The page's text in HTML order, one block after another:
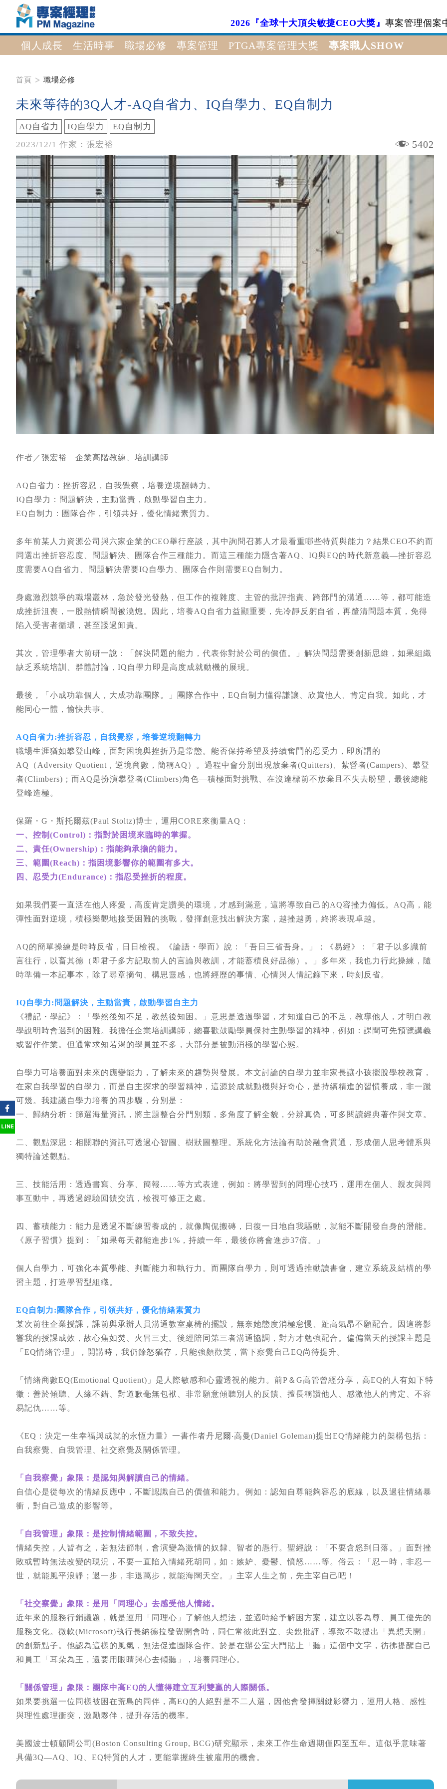
2026『全球十大頂尖敏捷CEO大獎』 專案管理個案
個人成長 生活時事 職場必修 專案管理 PTGA專案管理大獎 專案職人SHOW
首頁 職場必修
未來等待的3Q人才-AQ自省力、IQ自學力、EQ自制力
AQ自省力 IQ自學力
EQ自制力
2023/12/1 作家：張宏裕
5402
作者／張宏裕 企業高階教練、培訓講師
AQ自省力：挫折容忍，自我覺察，培養逆境翻轉力。
IQ自學力：問題解決，主動當責，啟動學習自主力。
EQ自制力：團隊合作，引領共好，優化情緒素質力。
多年前某人力資源公司與六家企業的CEO舉行座談，其中詢問召募人才最看重哪些特質與能力？結果CEO不約而
同選出挫折容忍度、問題解決、團隊合作三種能力。而這三種能力隱含著AQ、IQ與EQ的時代新意義—挫折容忍
度需要AQ自省力、問題解決需要IQ自學力、團隊合作則需要EQ自制力。
身處激烈競爭的職場叢林，急於發光發熱，但工作的複雜度、主管的批評指責、跨部門的溝通……等，都可能造
成挫折沮喪，一股熱情瞬間被澆熄。因此，培養AQ自省力益顯重要，先冷靜反躬自省，再釐清問題本質，免得
陷入受害者循環，甚至諉過卸責。
其次，管理學者大前研一說：「解決問題的能力，代表你對於公司的價值。」解決問題需要創新思維，如果組織
缺乏系統培訓、群體討論，IQ自學力即是高度成就動機的展現。
最後，「小成功靠個人，大成功靠團隊。」團隊合作中，EQ自制力懂得謙讓、欣賞他人、肯定自我。如此，才
能同心一體，愉快共事。
AQ自省力:挫折容忍，自我覺察，培養逆境翻轉力
職場生涯猶如攀登山峰，面對困境與挫折乃是常態。能否保持希望及持續奮鬥的忍受力，即所謂的
AQ（Adversity Quotient，逆境商數，簡稱AQ）。過程中會分別出現放棄者(Quitters)、紮營者(Campers)、攀登
者(Climbers)；而AQ是扮演攀登者(Climbers)角色—積極面對挑戰、在沒達標前不放棄且不失去盼望，最後總能
登峰造極。
保羅・G・斯托爾茲(Paul Stoltz)博士，運用CORE來衡量AQ：
一、控制(Control)：指對於困境來臨時的掌握。
二、責任(Ownership)：指能夠承擔的能力。
三、範圍(Reach)：指困境影響你的範圍有多大。
四、忍受力(Endurance)：指忍受挫折的程度。
如果我們要一直活在他人疼愛，高度肯定讚美的環境，才感到滿意，這將導致自己的AQ容挫力偏低。AQ高，能
彈性面對逆境，積極樂觀地接受困難的挑戰，發揮創意找出解決方案，越挫越勇，終將表現卓越。
AQ的簡單操練是時時反省，日日檢視。《論語・學而》說：「吾日三省吾身。」；《易經》：「君子以多識前
言往行，以畜其德（即君子多方記取前人的言論與教訓，才能蓄積良好品德）。」多年來，我也力行此操練，隨
時準備一本記事本，除了尋章摘句、構思靈感，也將經歷的事情、心情與人情記錄下來，時刻反省。
IQ自學力:問題解決，主動當責，啟動學習自主力
《禮記・學記》：「學然後知不足，教然後知困。」意思是透過學習，才知道自己的不足，教導他人，才明白教
學說明時會遇到的困難。我擔任企業培訓講師，總喜歡鼓勵學員保持主動學習的精神，例如：課間可先預覽講義
或習作作業。但通常求知若渴的學員並不多，大部分是被動消極的學習心態。
自學力可培養面對未來的應變能力，了解未來的趨勢與發展。本文討論的自學力並非家長讓小孩擺脫學校教育，
在家自我學習的自學力，而是自主探求的學習精神，這源於成就動機與好奇心，是持續精進的習慣養成，非一蹴
可幾。我建議自學力培養的四步驟，分別是：
一、歸納分析：篩選海量資訊，將主題整合分門別類，多角度了解全貌，分辨真偽，可多閱讀經典著作與文章。
二、觀點深思：相關聯的資訊可透過心智圖、樹狀圖整理。系統化方法論有助於融會貫通，形成個人思考體系與
獨特論述觀點。
三、技能活用：透過書寫、分享、簡報……等方式表達，例如：將學習到的同理心技巧，運用在個人、親友與同
事互動中，再透過經驗回饋交流，檢視可修正之處。
四、蓄積能力：能力是透過不斷練習養成的，就像陶侃搬磚，日復一日地自我驅動，就能不斷開發自身的潛能。
《原子習慣》提到：「如果每天都能進步1%，持續一年，最後你將會進步37倍。」
個人自學力，可強化本質學能、判斷能力和執行力。而團隊自學力，則可透過推動讀書會，建立系統及結構的學
習主題，打造學習型組織。
EQ自制力:團隊合作，引領共好，優化情緒素質力
某次前往企業授課，課前與承辦人員溝通教室桌椅的擺設，無奈她態度消極怠慢、趾高氣昂不願配合。因這將影
響我的授課成效，故心焦如焚、火冒三丈。後經陪同第三者溝通協調，對方才勉強配合。偏偏當天的授課主題是
「EQ情緒管理」，開講時，我仍餘怒猶存，只能強顏歡笑，當下察覺自己EQ尚待提升。
「情緒商數EQ(Emotional Quotient)」是人際敏感和心靈透視的能力。前P＆G高管曾經分享，高EQ的人有如下特
徵：善於傾聽、人緣不錯、對道歉毫無包袱、非常願意傾聽別人的反饋、擅長稱讚他人、感激他人的肯定、不容
易記仇……等。
《EQ：決定一生幸福與成就的永恆力量》一書作者丹尼爾‧高曼(Daniel Goleman)提出EQ情緒能力的架構包括：
自我察覺、自我管理、社交察覺及關係管理。
「自我察覺」象限：是認知與解讀自己的情緒。
自信心是從每次的情緒反應中，不斷認識自己的價值和能力。例如：認知自尊能夠容忍的底線，以及過往情緒暴
衝，對自己造成的影響等。
「自我管理」象限：是控制情緒範圍，不致失控。
情緒失控，人皆有之，若無法節制，會演變為激情的奴隸、智者的愚行。聖經說：「不要含怒到日落。」面對挫
敗或暫時無法改變的現況，不要一直陷入情緒死胡同，如：嫉妒、憂鬱、憤怒……等。俗云：「忍一時，非忍一
世，就能風平浪靜；退一步，非退萬步，就能海闊天空。」主宰人生之前，先主宰自己吧！
「社交察覺」象限：是用「同理心」去感受他人情緒。
近年來的服務行銷議題，就是運用「同理心」了解他人想法，並適時給予解困方案，建立以客為尊、員工優先的
服務文化。微軟(Microsoft)執行長納德拉發覺開會時，同仁常彼此對立、尖銳批評，導致不敢提出「異想天開」
的創新點子。他認為這樣的風氣，無法促進團隊合作。於是在辦公室大門貼上「聽」這個中文字，彷彿提醒自己
和員工「耳朵為王，還要用眼睛與心去傾聽」，培養同理心。
「關係管理」象限：團隊中高EQ的人懂得建立互利雙贏的人際關係。
如果要挑選一位同樣被困在荒島的同伴，高EQ的人絕對是不二人選，因他會發揮關鍵影響力，運用人格、感性
與理性處理衝突，激勵夥伴，提升存活的機率。
美國波士頓顧問公司(Boston Consulting Group, BCG)研究顯示，未來工作生命週期僅四至五年。這似乎意味著
具備3Q—AQ、IQ、EQ特質的人才，更能掌握終生被雇用的機會。